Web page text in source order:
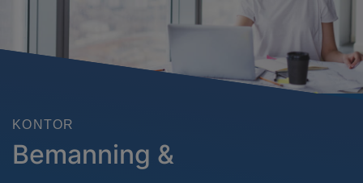
KONTOR
Bemanning &